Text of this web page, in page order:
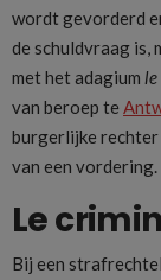
wordt gevorderd
de schuldvraag is,
met het adagium
van beroep te
burgerlijke
van een
Le
Bij een